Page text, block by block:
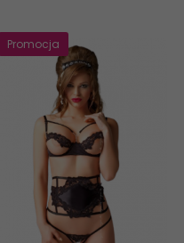
Promocja